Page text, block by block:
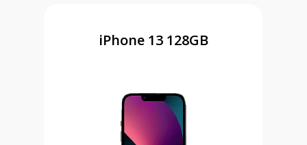
iPhone 13 128GB